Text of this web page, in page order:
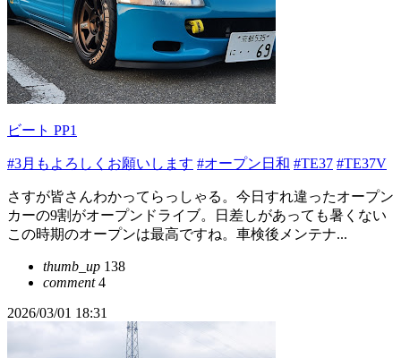
ビート PP1
#3月もよろしくお願いします #オープン日和 #TE37 #TE37V
さすが皆さんわかってらっしゃる。今日すれ違ったオープン
カーの9割がオープンドライブ。日差しがあっても暑くない
この時期のオープンは最高ですね。車検後メンテナ...
thumb_up 138
comment4
2026/03/01 18:31